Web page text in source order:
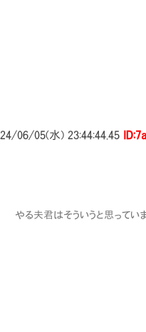
06/05(水) 23:44:44.45
うと思っていまし